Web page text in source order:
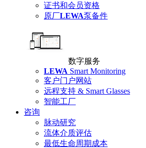
证书和会员资格
原厂LEWA泵备件
数字服务
LEWA Smart Monitoring
客户门户网站
远程支持 & Smart Glasses
智能工厂
咨询
脉动研究
流体介质评估
最低生命周期成本